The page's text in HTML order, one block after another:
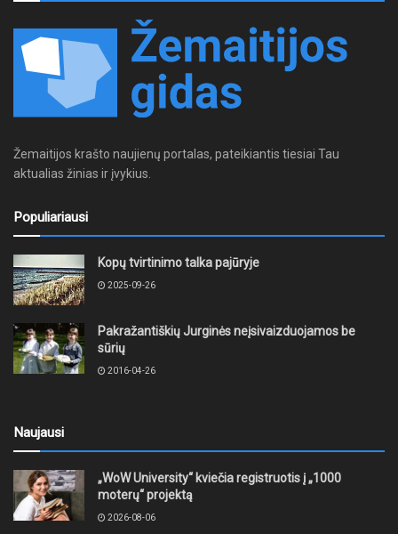
Žemaitijos krašto naujienų portalas, pateikiantis tiesiai Tau
aktualias žinias ir įvykius.
Populiariausi
Kopų tvirtinimo talka pajūryje
2025-09-26
Pakražantiškių Jurginės neįsivaizduojamos be
sūrių
2016-04-26
Naujausi
„WoW University“ kviečia registruotis į „1000
moterų“ projektą
2026-08-06